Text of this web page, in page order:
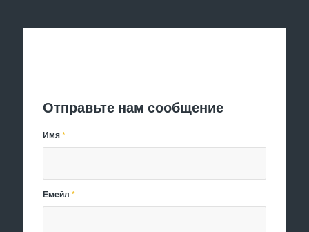
Отправьте нам сообщение
Имя*
Емейл*